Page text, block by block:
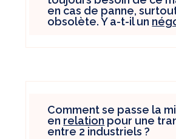
en cas de panne,
obsolète. Y a-t-il un
Comment se passe la
en relation pour une
entre 2 industriels ?